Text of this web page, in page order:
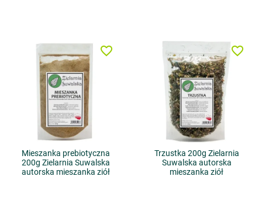
Mieszanka prebiotyczna
200g Zielarnia Suwalska
autorska mieszanka ziół
favorite_border
Trzustka 200g Zielarnia
Suwalska autorska
mieszanka ziół
favorite_border